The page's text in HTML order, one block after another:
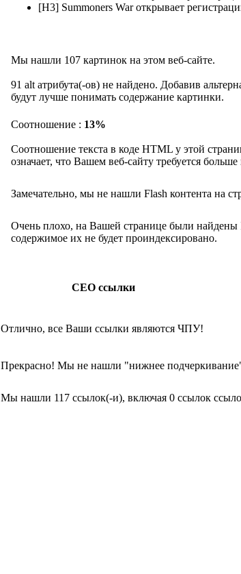
[H3] Summoners War открывает
Мы нашли 107 картинок на этом веб-сайте.
91 alt атрибута(-ов) не найдено. Добавив
будут лучше понимать содержание картинки.
Соотношение : 13%
Соотношение текста в коде HTML у этой
означает, что Вашем веб-сайту требуется больше
Замечательно, мы не нашли Flash контента на
Очень плохо, на Вашей странице были найдены
содержимое их не будет проиндексировано.
СЕО ссылки
Отлично, все Ваши ссылки являются ЧПУ!
Прекрасно! Мы не нашли "нижнее
Мы нашли 117 ссылок(-и), включая 0 ссылок